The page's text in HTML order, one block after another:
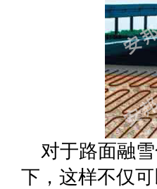
对于路面融
下，这样不仅